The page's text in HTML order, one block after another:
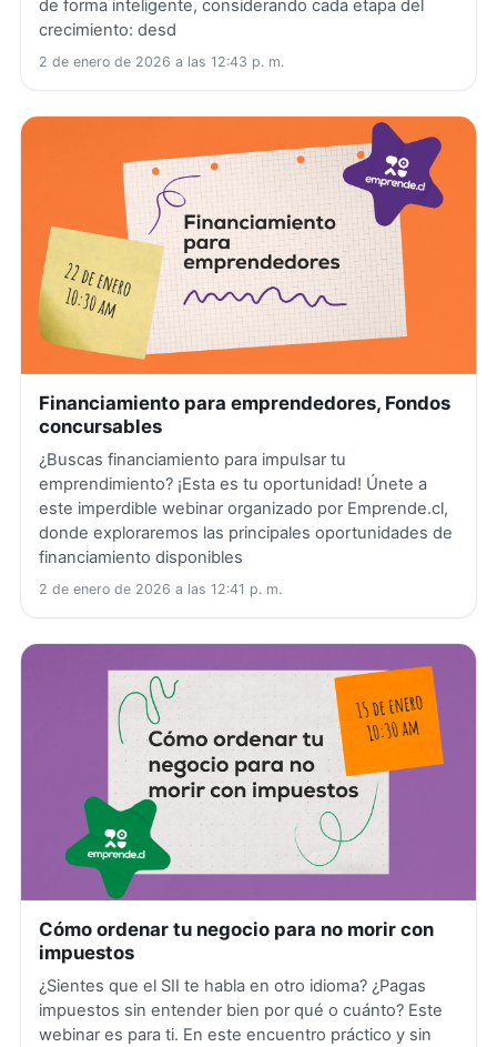
de forma inteligente, considerando cada etapa del
crecimiento: desd
2 de enero de 2026 a las 12:43 p. m.
Financiamiento para emprendedores, Fondos
concursables
¿Buscas financiamiento para impulsar tu
emprendimiento? ¡Esta es tu oportunidad! Únete a
este imperdible webinar organizado por Emprende.cl,
donde exploraremos las principales oportunidades de
financiamiento disponibles
2 de enero de 2026 a las 12:41 p. m.
Cómo ordenar tu negocio para no morir con
impuestos
¿Sientes que el SII te habla en otro idioma? ¿Pagas
impuestos sin entender bien por qué o cuánto? Este
webinar es para ti. En este encuentro práctico y sin